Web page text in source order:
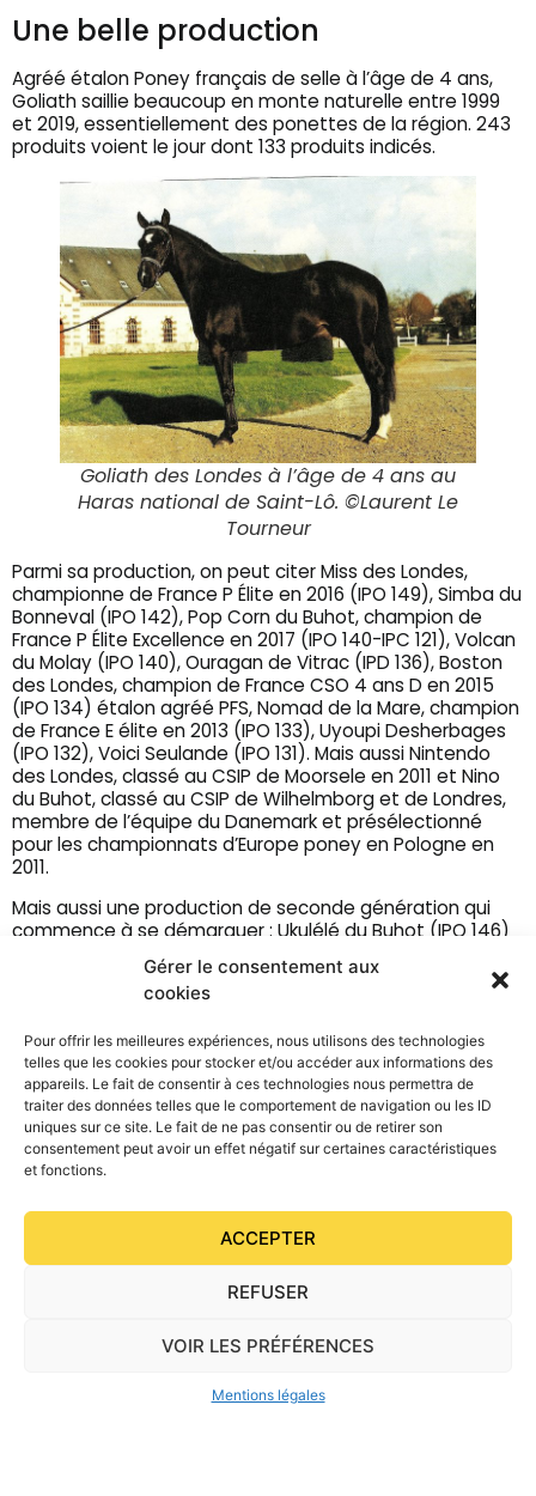
Gérer le consentement aux
cookies
Pour offrir les meilleures expériences, nous utilisons des technologies
telles que les cookies pour stocker et/ou accéder aux informations des
appareils. Le fait de consentir à ces technologies nous permettra de
traiter des données telles que le comportement de navigation ou les ID
uniques sur ce site. Le fait de ne pas consentir ou de retirer son
consentement peut avoir un effet négatif sur certaines caractéristiques
et fonctions.
ACCEPTER
REFUSER
VOIR LES PRÉFÉRENCES
Mentions légales
Une belle production
Agréé étalon Poney français de selle à l’âge de 4 ans,
Goliath saillie beaucoup en monte naturelle entre 1999
et 2019, essentiellement des ponettes de la région. 243
produits voient le jour dont 133 produits indicés.
Goliath des Londes à l’âge de 4 ans au
Haras national de Saint-Lô. ©Laurent Le
Tourneur
Parmi sa production, on peut citer Miss des Londes,
championne de France P Élite en 2016 (IPO 149), Simba du
Bonneval (IPO 142), Pop Corn du Buhot, champion de
France P Élite Excellence en 2017 (IPO 140-IPC 121), Volcan
du Molay (IPO 140), Ouragan de Vitrac (IPD 136), Boston
des Londes, champion de France CSO 4 ans D en 2015
(IPO 134) étalon agréé PFS, Nomad de la Mare, champion
de France E élite en 2013 (IPO 133), Uyoupi Desherbages
(IPO 132), Voici Seulande (IPO 131). Mais aussi Nintendo
des Londes, classé au CSIP de Moorsele en 2011 et Nino
du Buhot, classé au CSIP de Wilhelmborg et de Londres,
membre de l’équipe du Danemark et présélectionné
pour les championnats d’Europe poney en Pologne en
2011.
Mais aussi une production de seconde génération qui
commence à se démarquer : Ukulélé du Buhot (IPO 146)
étalon agréé PFS, Django du Plain (IPO 139), Avenir du
Breuil (IPO 139), Caïd des Londes (IPC 138), Babou du
Breuil (IPO 134)…
Goliath profitait de sa belle retraite dans les prairies du
Bessin aux côtés des poulains mâles de l’élevage. Malgré
la disparition de ses deux étalons de cœur en un an,
l’élevage des Londes poursuivra l’étalonnage avec
Boston des Londes, sur les traces de son père et de son
grand-père.